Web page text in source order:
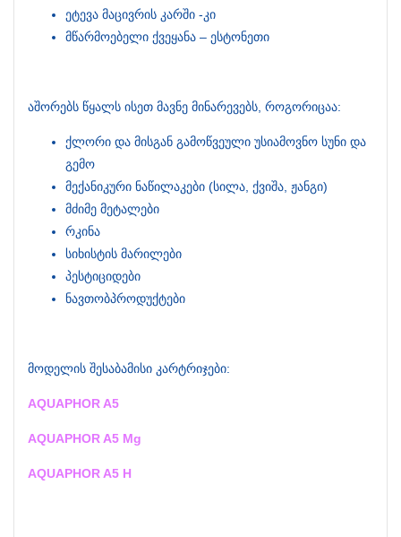
ეტევა მაცივრის კარში -კი
მწარმოებელი ქვეყანა – ესტონეთი
აშორებს წყალს ისეთ მავნე მინარევებს, როგორიცაა:
ქლორი და მისგან გამოწვეული უსიამოვნო სუნი და
გემო
მექანიკური ნაწილაკები (სილა, ქვიშა, ჟანგი)
მძიმე მეტალები
რკინა
სიხისტის მარილები
პესტიციდები
ნავთობპროდუქტები
მოდელის შესაბამისი კარტრიჯები:
AQUAPHOR A5
AQUAPHOR A5 Mg
AQUAPHOR A5 H